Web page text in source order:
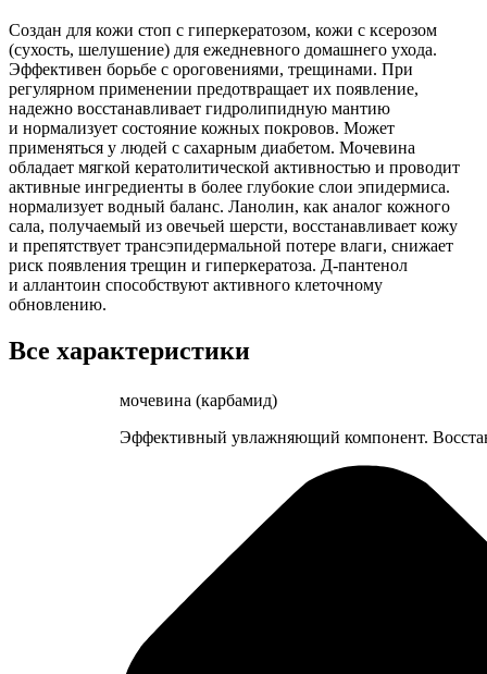
Создан для кожи стоп с гиперкератозом, кожи с ксерозом
(сухость, шелушение) для ежедневного домашнего ухода.
Эффективен борьбе с ороговениями, трещинами. При
регулярном применении предотвращает их появление,
надежно восстанавливает гидролипидную мантию
и нормализует состояние кожных покровов. Может
применяться у людей с сахарным диабетом. Мочевина
обладает мягкой кератолитической активностью и проводит
активные ингредиенты в более глубокие слои эпидермиса.
нормализует водный баланс. Ланолин, как аналог кожного
сала, получаемый из овечьей шерсти, восстанавливает кожу
и препятствует трансэпидермальной потере влаги, снижает
риск появления трещин и гиперкератоза. Д-пантенол
и аллантоин способствуют активного клеточному
обновлению.
Все характеристики
мочевина (карбамид)
Эффективный увлажняющий компонент.